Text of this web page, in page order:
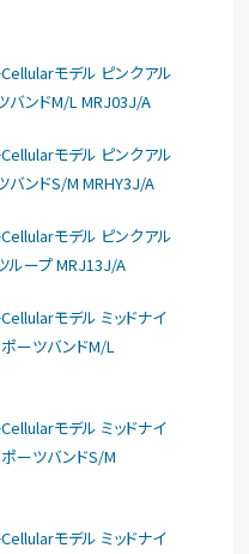
モデル ピンクアル
バンドM/L MRJ03J/A
モデル ピンクアル
バンドS/M MRHY3J/A
モデル ピンクアル
ループ MRJ13J/A
モデル ミッドナイ
ポーツバンドM/L
モデル ミッドナイ
ポーツバンドS/M
モデル ミッドナイ